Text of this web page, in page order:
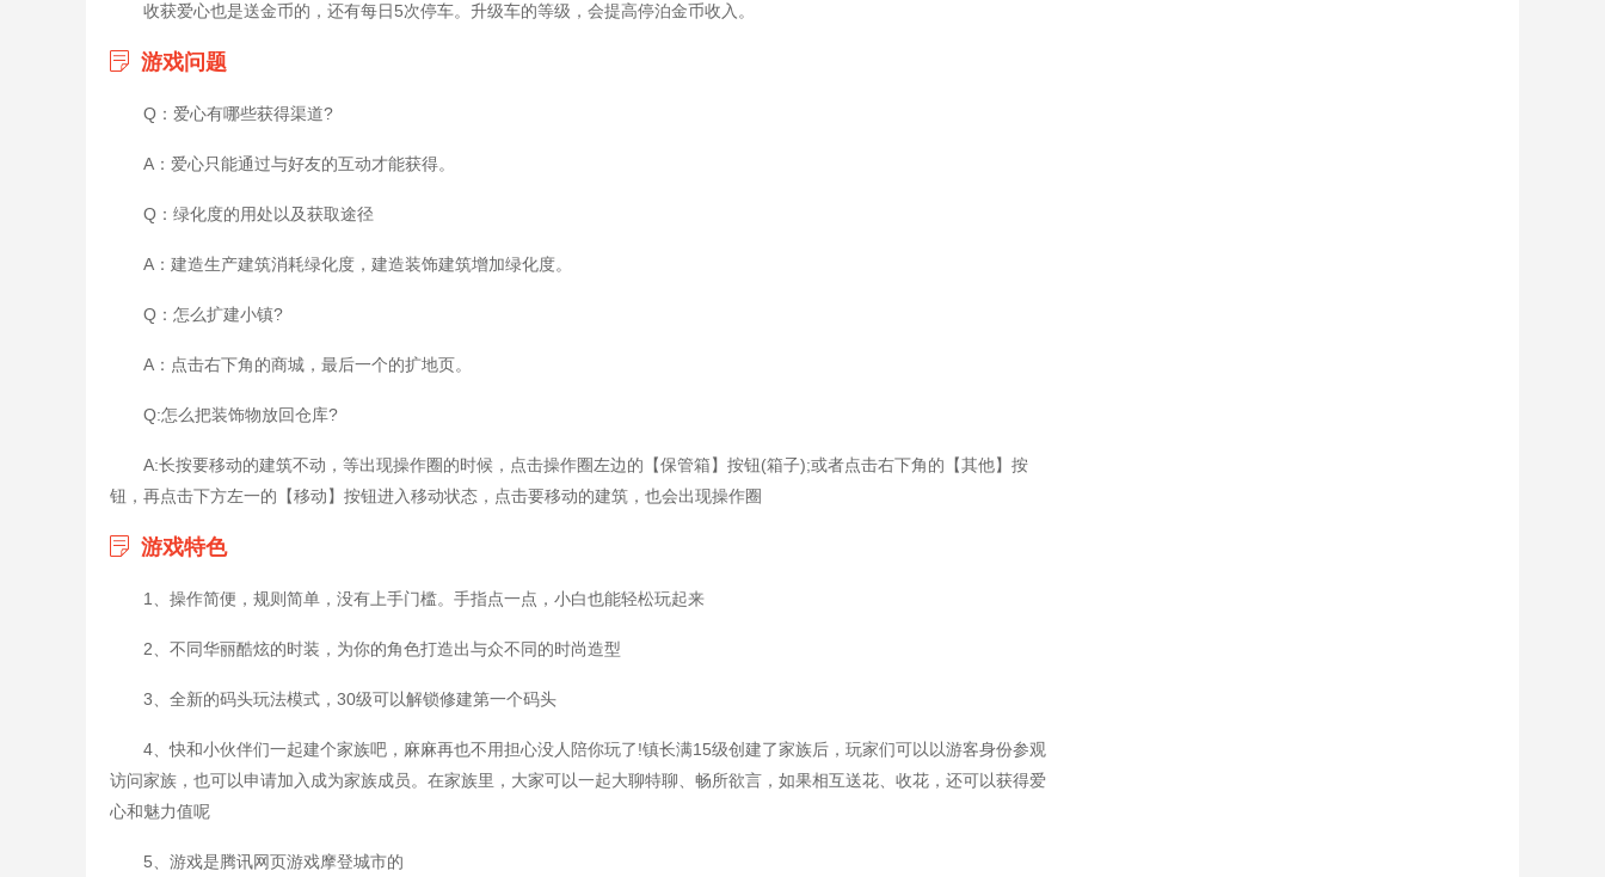
收获爱心也是送金币的，还有每日5次停车。升级车的等级，会提高停泊金币收入。
游戏问题
Q：爱心有哪些获得渠道?
A：爱心只能通过与好友的互动才能获得。
Q：绿化度的用处以及获取途径
A：建造生产建筑消耗绿化度，建造装饰建筑增加绿化度。
Q：怎么扩建小镇?
A：点击右下角的商城，最后一个的扩地页。
Q:怎么把装饰物放回仓库?
A:长按要移动的建筑不动，等出现操作圈的时候，点击操作圈左边的【保管箱】按钮(箱子);或者点击右下角的【其他】按
钮，再点击下方左一的【移动】按钮进入移动状态，点击要移动的建筑，也会出现操作圈
游戏特色
1、操作简便，规则简单，没有上手门槛。手指点一点，小白也能轻松玩起来
2、不同华丽酷炫的时装，为你的角色打造出与众不同的时尚造型
3、全新的码头玩法模式，30级可以解锁修建第一个码头
4、快和小伙伴们一起建个家族吧，麻麻再也不用担心没人陪你玩了!镇长满15级创建了家族后，玩家们可以以游客身份参观
访问家族，也可以申请加入成为家族成员。在家族里，大家可以一起大聊特聊、畅所欲言，如果相互送花、收花，还可以获得爱
心和魅力值呢
5、游戏是腾讯网页游戏摩登城市的